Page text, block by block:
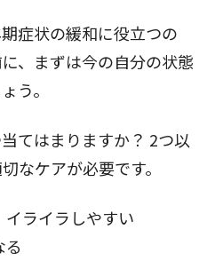
症状の緩和に役立つの
、まずは今の自分の状態
う。
てはまりますか？ 2つ以
なケアが必要です。
ライラしやすい